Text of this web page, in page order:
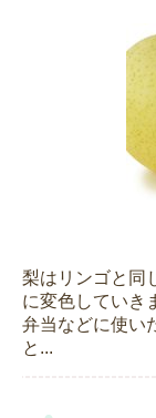
梨はリンゴと同
に変色していき
弁当などに使い
と...